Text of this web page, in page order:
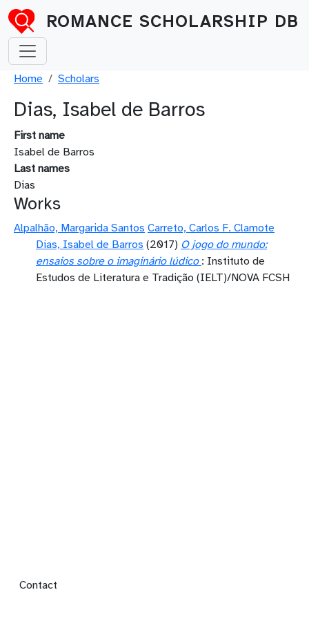
Skip to main content
ROMANCE SCHOLARSHIP DB
Breadcrumb
Home Scholars
Dias, Isabel de Barros
First name
Isabel de Barros
Last names
Dias
Works
Alpalhão, Margarida Santos Carreto, Carlos F. Clamote
Dias, Isabel de Barros (2017) O jogo do mundo:
ensaios sobre o imaginário lúdico : Instituto de
Estudos de Literatura e Tradição (IELT)/NOVA FCSH
Footer menu
Contact